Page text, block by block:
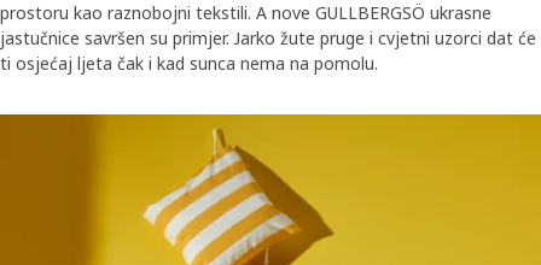
prostoru kao raznobojni tekstili. A nove GULLBERGSÖ ukrasne
jastučnice savršen su primjer. Jarko žute pruge i cvjetni uzorci dat će
ti osjećaj ljeta čak i kad sunca nema na pomolu.